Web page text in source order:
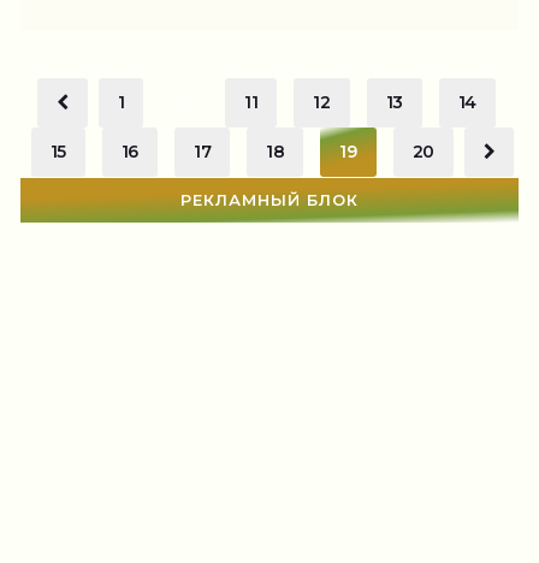
1 11 12 13 14
15 16 17 18 19 20
РЕКЛАМНЫЙ БЛОК